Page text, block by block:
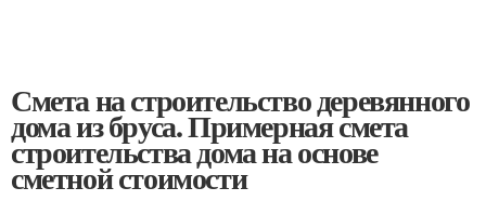
Смета на строительство деревянного
дома из бруса. Примерная смета
строительства дома на основе
сметной стоимости